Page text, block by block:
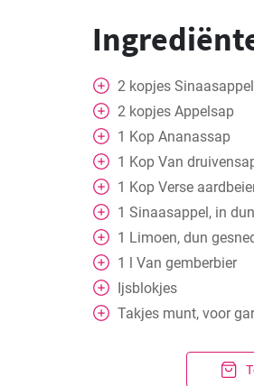
2 kopjes
2 kopjes Appelsap
1 Kop Ananassap
1 Kop Van
1 Kop Verse
1 Sinaasappel, in
1 Limoen, dun
1 l Van gemberbier
Ijsblokjes
Takjes munt, voor